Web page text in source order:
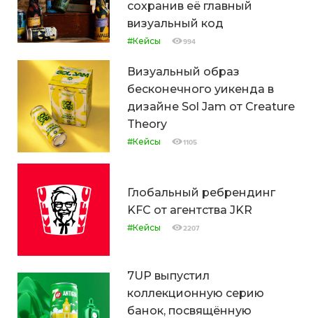
сохранив её главный
визуальный код
#Кейсы 994
Визуальный образ
бесконечного уикенда в
дизайне Sol Jam от Creature
Theory
#Кейсы 1105
Глобальный ребрендинг
KFC от агентства JKR
#Кейсы 2207
7UP выпустил
коллекционную серию
банок, посвящённую